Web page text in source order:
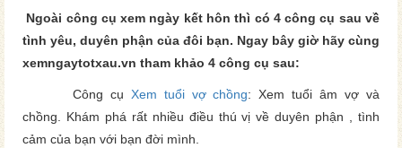
Ngoài công cụ xem ngày kết hôn thì có 4 công cụ sau về
tình yêu, duyên phận của đôi bạn. Ngay bây giờ hãy cùng
xemngaytotxau.vn tham khảo 4 công cụ sau:
Công cụ Xem tuổi vợ chồng: Xem tuổi âm vợ và
chồng. Khám phá rất nhiều điều thú vị về duyên phận , tình
cảm của bạn với bạn đời mình.